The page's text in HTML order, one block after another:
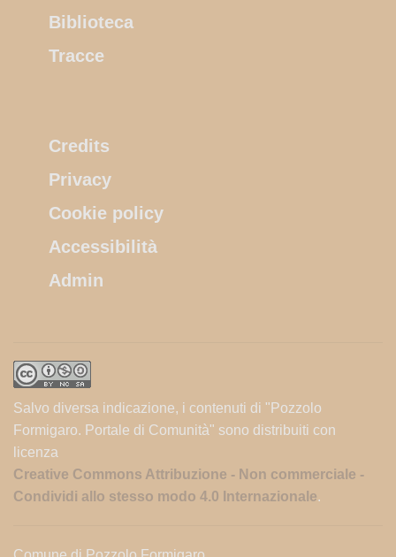
Biblioteca
Tracce
Credits
Privacy
Cookie policy
Accessibilità
Admin
Salvo diversa indicazione, i contenuti di "Pozzolo
Formigaro. Portale di Comunità" sono distribuiti con
licenza
Creative Commons Attribuzione - Non commerciale -
Condividi allo stesso modo 4.0 Internazionale.